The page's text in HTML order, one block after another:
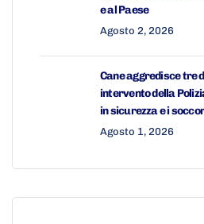
e al Paese
Agosto 2, 2026
Cane aggredisce tre
intervento della
in sicurezza e i
Agosto 1, 2026